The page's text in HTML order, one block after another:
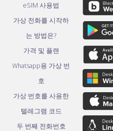
eSIM 사용법
가상 전화를 시작하
는 방법은?
가격 및 플랜
Whatsapp용 가상 번
호
가상 번호를 사용한
텔레그램 코드
두 번째 전화번호